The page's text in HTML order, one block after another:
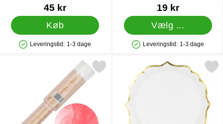
Varenr 3508445 kr
Køb
Produkttilgængelighed: På lager
Leveringstid: 1-3 dage
Varenr 1144319 kr
Vælg ...
Produkttilgængelighed: På lager
Leveringstid: 1-3 dage
Markér røgbombe Lyserød 22,5 cm 5-pak som favorit
Markér hvide Små